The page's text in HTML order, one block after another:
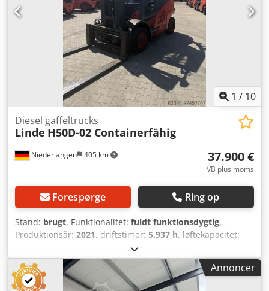
1 / 10
Niederlangen 405 km
Diesel gaffeltrucks
Linde H50D-02 Containerfähig
37.900 €
VB plus moms
Forespørge Ring op
Stand: brugt, Funktionalitet: fuldt funktionsdygtig,
Produktionsår: 2021, driftstimer: 5.937 h, løftekapacitet:
4.040 mm
mastetype:triplex, gaffellængde:2.400 mm, drivtype:
Diesel, Dieseltruck Masttype: Triplex Stand: Klar til brug og
fuldt funktionsdygtig Teknisk stand: god Codpfx Agjzqhu
Annoncer